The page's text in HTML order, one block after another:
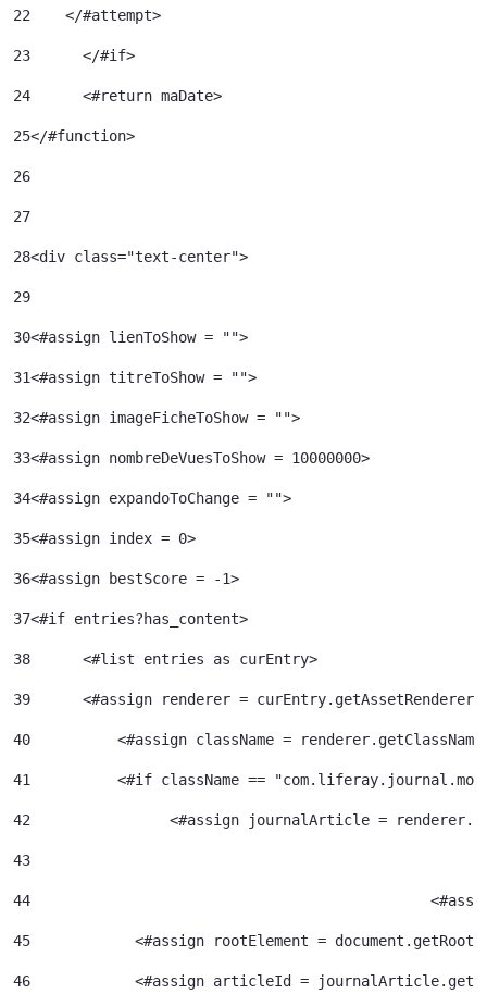
22
    </#attempt>
23
	</#if>
24
	<#return maDate>
25</#function>
26
27
28<div class="text-center">
29
30<#assign lienToShow = "">
31<#assign titreToShow = "">
32
33
34<#assign expandoToChange = "">
35
36<#assign bestScore = -1>
37<#if entries?has_content>
38
	<#list entries as curEntry>
39
<#assign renderer =
40
<#assign className =
41
<#if className ==
42
<#assign journalArticle =
43
44
45
<#assign rootElement =
46
<#assign articleId =